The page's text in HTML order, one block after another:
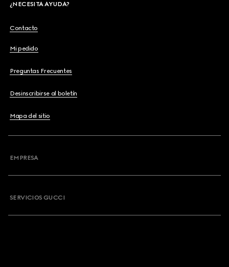
¿NECESITA AYUDA?
Contacto
Mi pedido
Preguntas Frecuentes
Desinscribirse al boletín
Mapa del sitio
EMPRESA
SERVICIOS GUCCI